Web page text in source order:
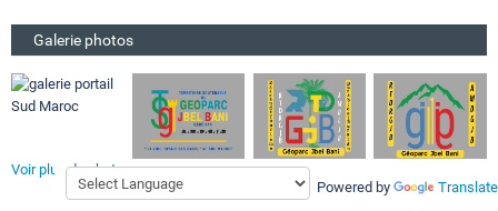
Galerie photos
Voir plus de photos
Powered by
Translate